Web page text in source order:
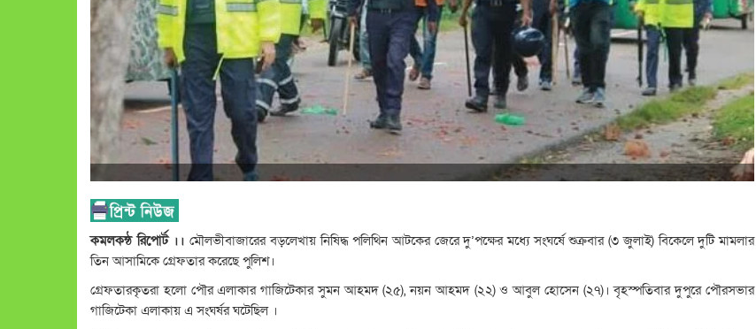
কমলকন্ঠ রিপোর্ট ।। মৌলভীবাজারের বড়লেখায় নিষিদ্ধ পলিথিন আটকের জেরে দু’পক্ষের মধ্যে সংঘর্ষে শুক্রবার (৩ জুলাই) বিকেলে দুটি মামলার
তিন আসামিকে গ্রেফতার করেছে পুলিশ।
গ্রেফতারকৃতরা হলো পৌর এলাকার গাজিটেকার সুমন আহমদ (২৫), নয়ন আহমদ (২২) ও আবুল হোসেন (২৭)। বৃহস্পতিবার দুপুরে পৌরসভার
গাজিটেকা এলাকায় এ সংঘর্ষর ঘটেছিল ।